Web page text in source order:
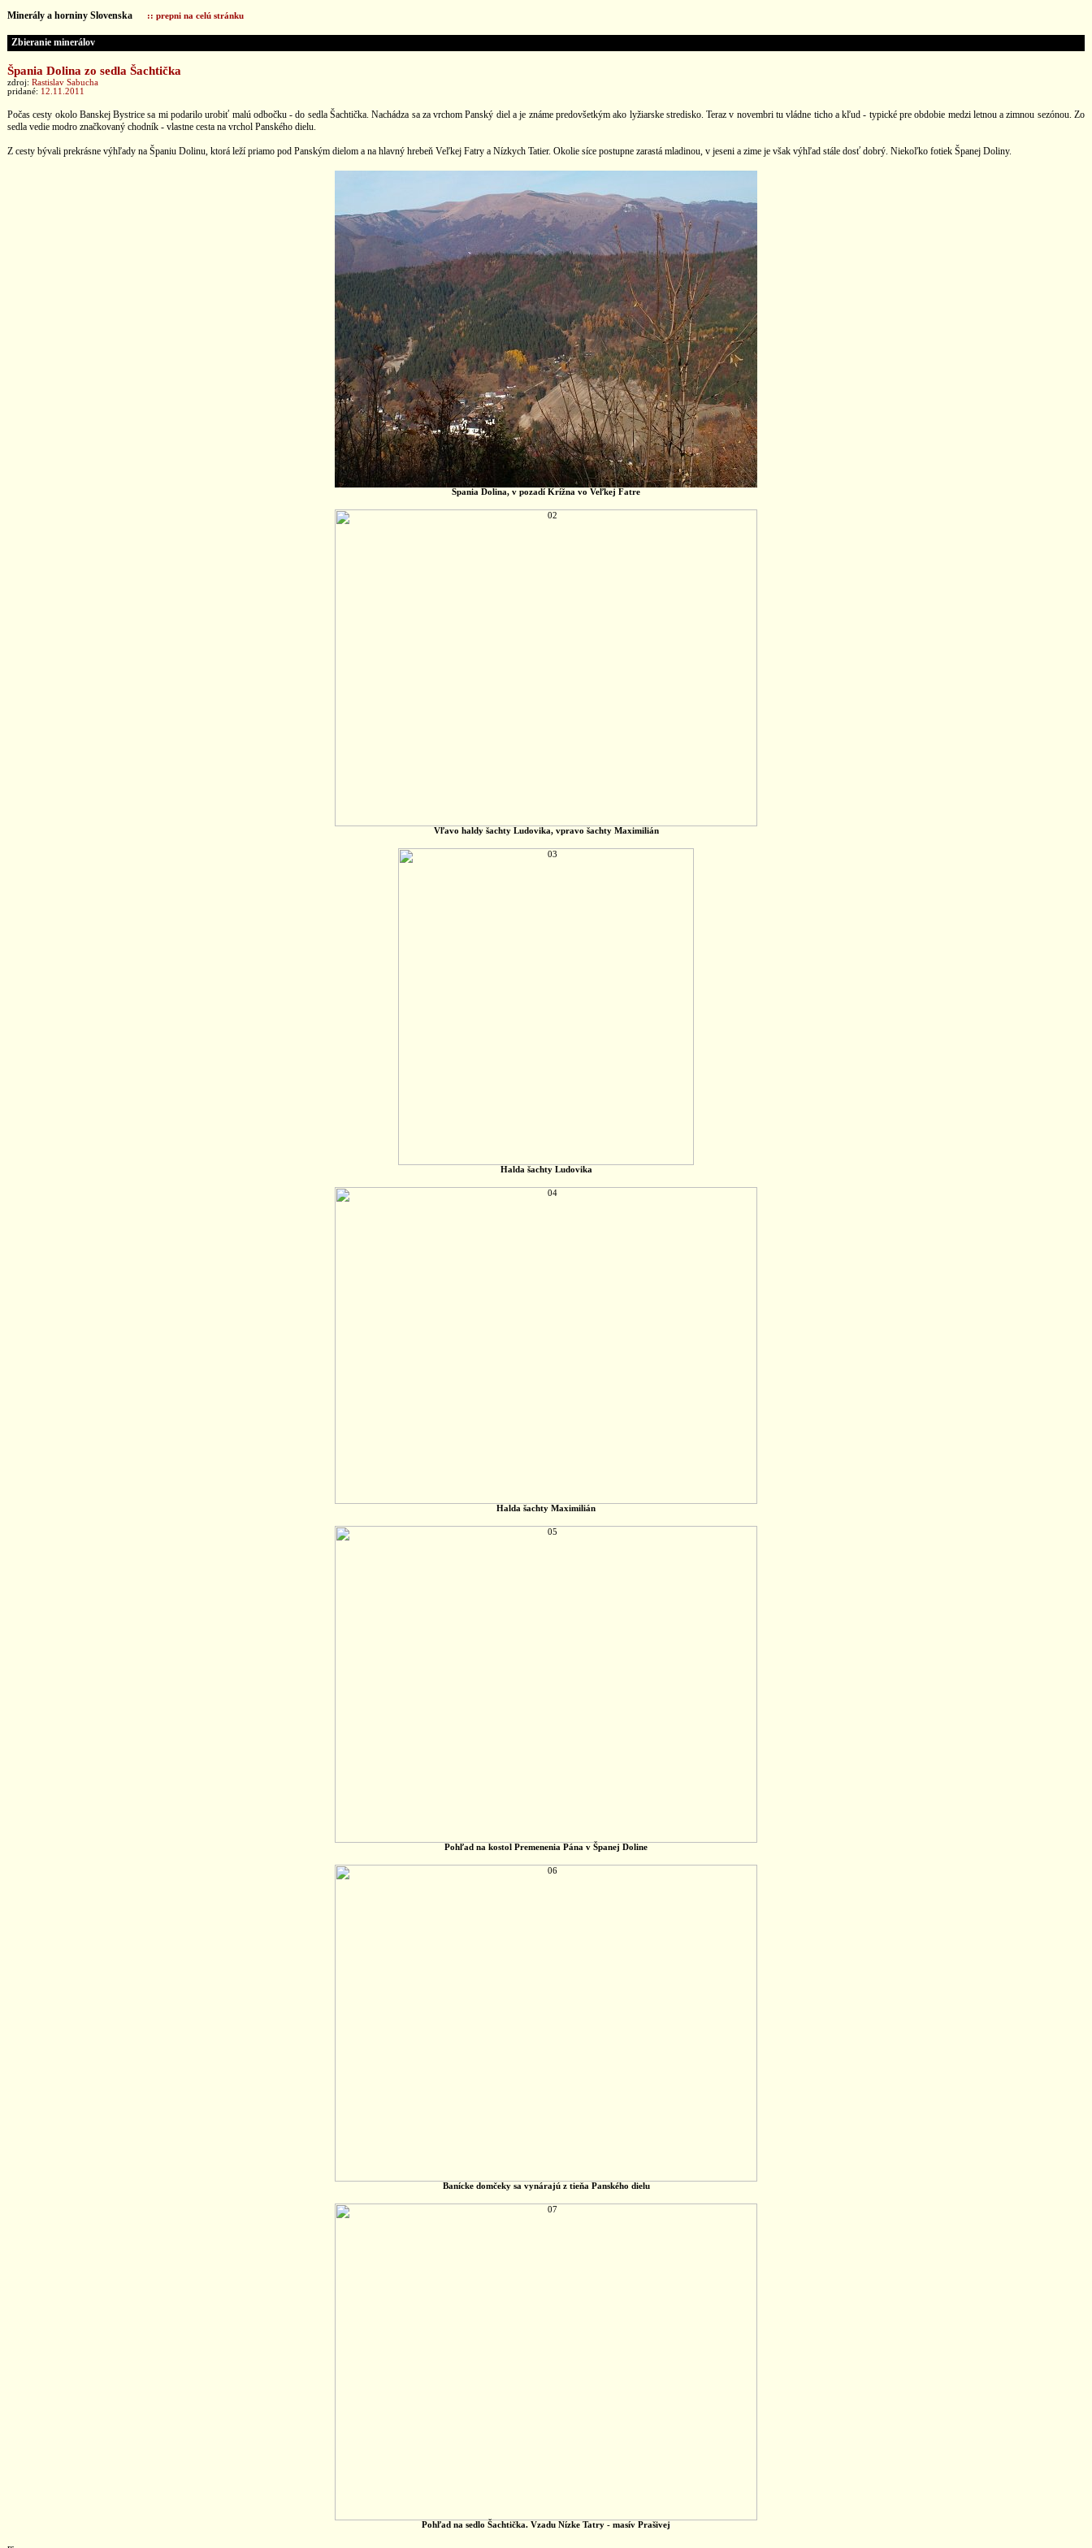
Minerály a horniny Slovenska :: prepni na celú stránku
Zbieranie minerálov
Špania Dolina zo sedla Šachtička
zdroj: Rastislav Sabucha
pridané: 12.11.2011
Počas cesty okolo Banskej Bystrice sa mi podarilo urobiť malú odbočku - do sedla Šachtička. Nachádza sa za vrchom Panský diel a je známe predovšetkým ako lyžiarske stredisko. Teraz v novembri tu vládne ticho a kľud - typické pre obdobie medzi letnou a zimnou sezónou. Zo
sedla vedie modro značkovaný chodník - vlastne cesta na vrchol Panského dielu.
Z cesty bývali prekrásne výhľady na Španiu Dolinu, ktorá leží priamo pod Panským dielom a na hlavný hrebeň Veľkej Fatry a Nízkych Tatier. Okolie síce postupne zarastá mladinou, v jeseni a zime je však výhľad stále dosť dobrý. Niekoľko fotiek Španej Doliny.
Špania Dolina, v pozadí Krížna vo Veľkej Fatre
Vľavo haldy šachty Ludovika, vpravo šachty Maximilián
Halda šachty Ludovika
Halda šachty Maximilián
Pohľad na kostol Premenenia Pána v Španej Doline
Banícke domčeky sa vynárajú z tieňa Panského dielu
Pohľad na sedlo Šachtička. Vzadu Nízke Tatry - masív Prašivej